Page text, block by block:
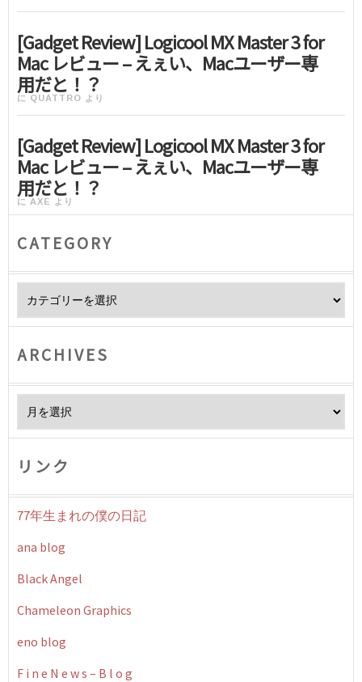
[Gadget Review] Logicool MX Master 3 for
Mac レビュー – えぇい、Macユーザー専
用だと！？
に QUATTRO より
[Gadget Review] Logicool MX Master 3 for
Mac レビュー – えぇい、Macユーザー専
用だと！？
に AXE より
CATEGORY
ARCHIVES
リンク
77年生まれの僕の日記
ana blog
Black Angel
Chameleon Graphics
eno blog
F i n e N e w s – B l o g